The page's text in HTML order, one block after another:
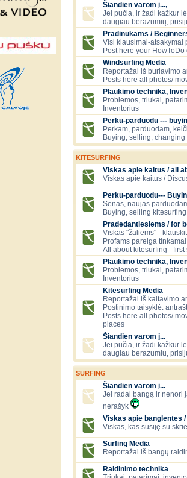
Šiandien varom į...,
Jei pučia, ir žadi kažkur
daugiau berazumių,
Pradinukams /
Visi klausimai-atsakymai
Post here your
Windsurfing Media
Reportažai iš buriavimo
Posts here all photos/
Plaukimo technika,
Problemos, triukai,
Inventorius
Perku-parduodu ---
Perkam, parduodam,
Buying, selling,
KITESURFING
Viskas apie kaitus / all
Viskas apie kaitus /
Perku-parduodu---
Senas, naujas
Buying, selling
Pradedantiesiems / for
Viskas "žaliems" -
Profams pareiga
All about kitesurfing - first
Plaukimo technika,
Problemos, triukai,
Inventorius
Kitesurfing Media
Reportažai iš kaitavimo
Postinimo taisyklė:
Posts here all photos/
places
Šiandien varom į...
Jei pučia, ir žadi kažkur
daugiau berazumių,
SURFING
Šiandien varom į...
Jei radai bangą ir nenori
nerašyk
Viskas apie banglentes
Viskas, kas susiję su
Surfing Media
Reportažai iš bangų
Raidinimo technika